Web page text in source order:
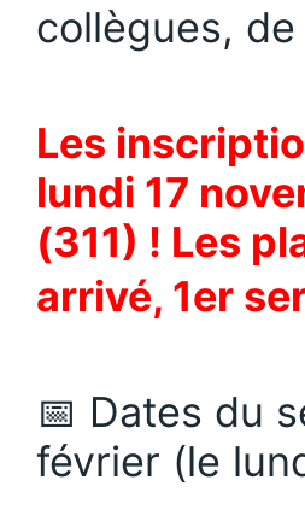
collègues,
Les
lundi 17
(311) ! Les
arrivé, 1er
📅 Dates du
février (le